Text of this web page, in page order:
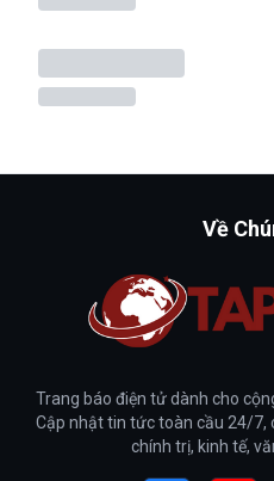
Về
Trang báo điện tử dành cho
Cập nhật tin tức toàn cầu 24/7,
chính trị, kinh tế,